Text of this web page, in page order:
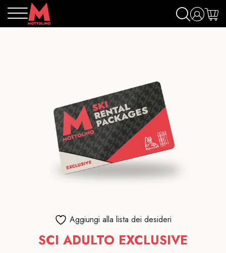
Aggiungi alla lista dei desideri
SCI ADULTO EXCLUSIVE